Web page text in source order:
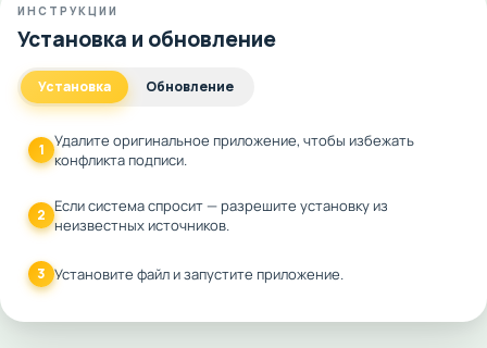
ИНСТРУКЦИИ
Установка и обновление
Установка Обновление
1 Удалите оригинальное приложение, чтобы избежать
конфликта подписи.
2 Если система спросит — разрешите установку из
неизвестных источников.
3 Установите файл и запустите приложение.